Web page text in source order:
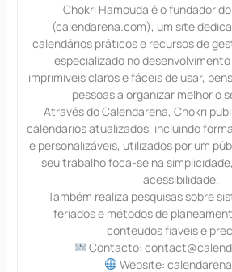
Chokri Hamouda é o fundador
(calendarena.com), um site
calendários práticos e recursos de
especializado no
imprimíveis claros e fáceis de usar,
pessoas a organizar melhor o
Através do Calendarena, Chokri
calendários atualizados, incluindo
e personalizáveis, utilizados por um
seu trabalho foca-se na
acessibilidade.
Também realiza pesquisas sobre
feriados e métodos de
conteúdos fiáveis e
Contacto:
Website: